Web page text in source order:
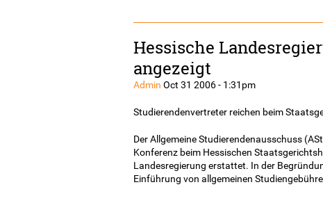
Hessische
angezeigt
Admin Oct 31 2006 - 1:31pm
Studierendenvertreter reichen beim
Der Allgemeine Studierendenausschuss
Konferenz beim Hessischen
Landesregierung erstattet. In der
Einführung von allgemeinen